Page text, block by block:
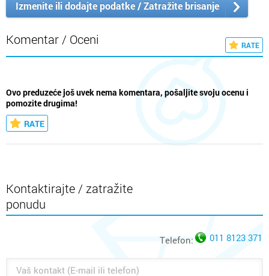
Izmenite ili dodajte podatke / Zatražite brisanje
Komentar / Oceni RATE
Ovo preduzeće još uvek nema komentara, pošaljite svoju ocenu i
pomozite drugima!
RATE
Kontaktirajte / zatražite
ponudu
Telefon: 011 8123 371